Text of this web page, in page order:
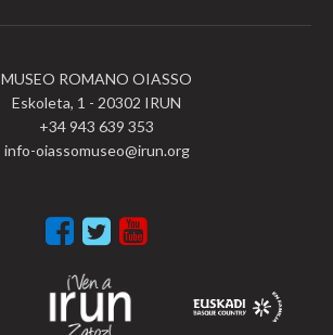
MUSEO ROMANO OIASSO
Eskoleta, 1 - 20302 IRUN
+34 943 639 353
info-oiassomuseo@irun.org